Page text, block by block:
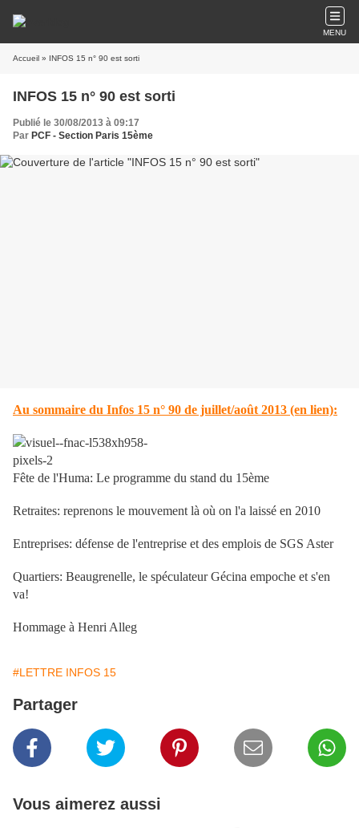
MENU
Accueil » INFOS 15 n° 90 est sorti
INFOS 15 n° 90 est sorti
Publié le 30/08/2013 à 09:17
Par PCF - Section Paris 15ème
Au sommaire du Infos 15 n° 90 de juillet/août 2013 (en lien):
Fête de l'Huma: Le programme du stand du 15ème
Retraites: reprenons le mouvement là où on l'a laissé en 2010
Entreprises: défense de l'entreprise et des emplois de SGS Aster
Quartiers: Beaugrenelle, le spéculateur Gécina empoche et s'en
va!
Hommage à Henri Alleg
#LETTRE INFOS 15
Partager
Vous aimerez aussi